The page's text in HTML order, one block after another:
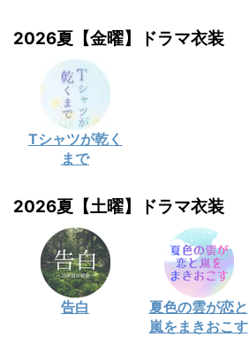
2026夏【金曜】ドラマ衣装
Tシャツが乾く
まで
2026夏【土曜】ドラマ衣装
告白
夏色の雲が恋と
嵐をまきおこす